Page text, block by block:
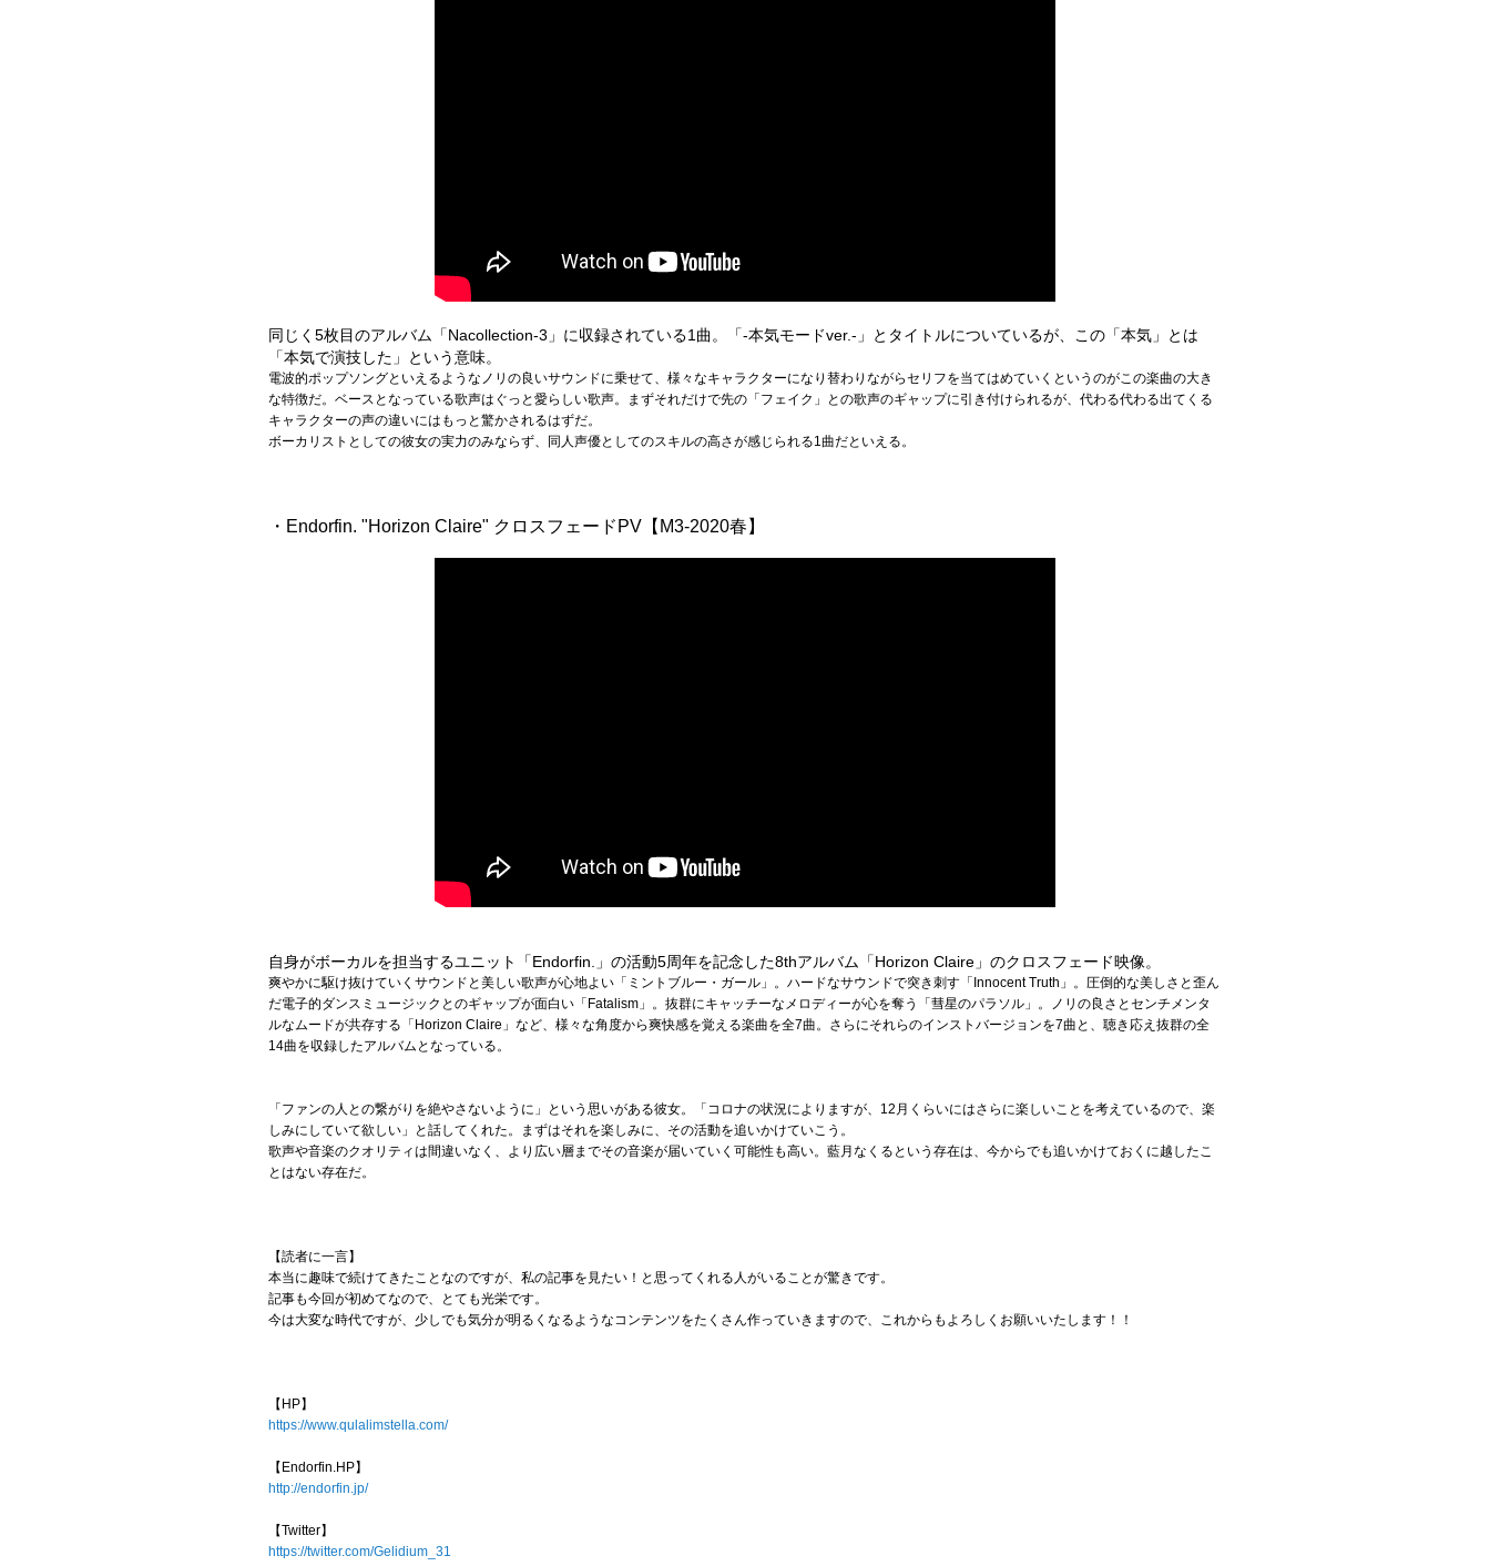
同じく5枚目のアルバム「Nacollection-3」に収録されている1曲。「-本気モードver.-」とタイトルについているが、この「本気」とは
「本気で演技した」という意味。
電波的ポップソングといえるようなノリの良いサウンドに乗せて、様々なキャラクターになり替わりながらセリフを当てはめていくというのがこの楽曲の大き
な特徴だ。ベースとなっている歌声はぐっと愛らしい歌声。まずそれだけで先の「フェイク」との歌声のギャップに引き付けられるが、代わる代わる出てくる
キャラクターの声の違いにはもっと驚かされるはずだ。
ボーカリストとしての彼女の実力のみならず、同人声優としてのスキルの高さが感じられる1曲だといえる。
・Endorfin. "Horizon Claire" クロスフェードPV【M3-2020春】
自身がボーカルを担当するユニット「Endorfin.」の活動5周年を記念した8thアルバム「Horizon Claire」のクロスフェード映像。
爽やかに駆け抜けていくサウンドと美しい歌声が心地よい「ミントブルー・ガール」。ハードなサウンドで突き刺す「Innocent Truth」。圧倒的な美しさと歪ん
だ電子的ダンスミュージックとのギャップが面白い「Fatalism」。抜群にキャッチーなメロディーが心を奪う「彗星のパラソル」。ノリの良さとセンチメンタ
ルなムードが共存する「Horizon Claire」など、様々な角度から爽快感を覚える楽曲を全7曲。さらにそれらのインストバージョンを7曲と、聴き応え抜群の全
14曲を収録したアルバムとなっている。
「ファンの人との繋がりを絶やさないように」という思いがある彼女。「コロナの状況によりますが、12月くらいにはさらに楽しいことを考えているので、楽
しみにしていて欲しい」と話してくれた。まずはそれを楽しみに、その活動を追いかけていこう。
歌声や音楽のクオリティは間違いなく、より広い層までその音楽が届いていく可能性も高い。藍月なくるという存在は、今からでも追いかけておくに越したこ
とはない存在だ。
【読者に一言】
本当に趣味で続けてきたことなのですが、私の記事を見たい！と思ってくれる人がいることが驚きです。
記事も今回が初めてなので、とても光栄です。
今は大変な時代ですが、少しでも気分が明るくなるようなコンテンツをたくさん作っていきますので、これからもよろしくお願いいたします！！
【HP】
https://www.qulalimstella.com/
【Endorfin.HP】
http://endorfin.jp/
【Twitter】
https://twitter.com/Gelidium_31